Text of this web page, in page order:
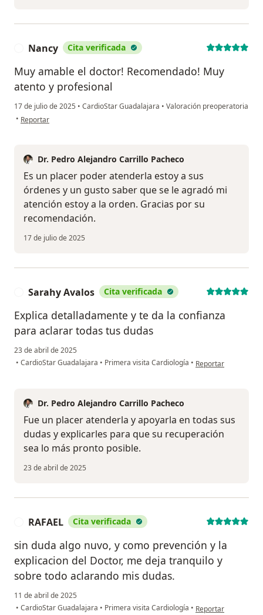
Nancy Cita verificada
Muy amable el doctor! Recomendado! Muy
atento y profesional
17 de julio de 2025 • CardioStar Guadalajara • Valoración preoperatoria
• en opinión del usuario Nancy
Reportar
Dr. Pedro Alejandro Carrillo Pacheco
Es un placer poder atenderla estoy a sus
órdenes y un gusto saber que se le agradó mi
atención estoy a la orden. Gracias por su
recomendación.
17 de julio de 2025
Sarahy Avalos Cita verificada
Explica detalladamente y te da la confianza
para aclarar todas tus dudas
23 de abril de 2025
• CardioStar Guadalajara • Primera visita Cardiología • en opinión del
Reportar
Dr. Pedro Alejandro Carrillo Pacheco
Fue un placer atenderla y apoyarla en todas sus
dudas y explicarles para que su recuperación
sea lo más pronto posible.
23 de abril de 2025
RAFAEL Cita verificada
sin duda algo nuvo, y como prevención y la
explicacion del Doctor, me deja tranquilo y
sobre todo aclarando mis dudas.
11 de abril de 2025
• CardioStar Guadalajara • Primera visita Cardiología • en opinión del
Reportar